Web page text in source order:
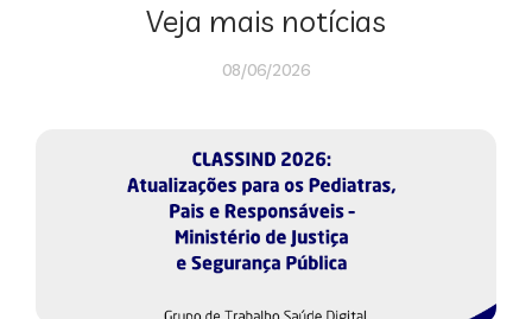
Veja mais notícias
08/06/2026